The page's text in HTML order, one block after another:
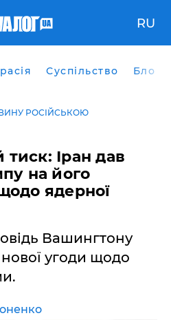
RU
расія Суспільство Блоги
РОСІЙСЬКОЮ
Іран дав
на його
ядерної
Вашингтону
угоди щодо